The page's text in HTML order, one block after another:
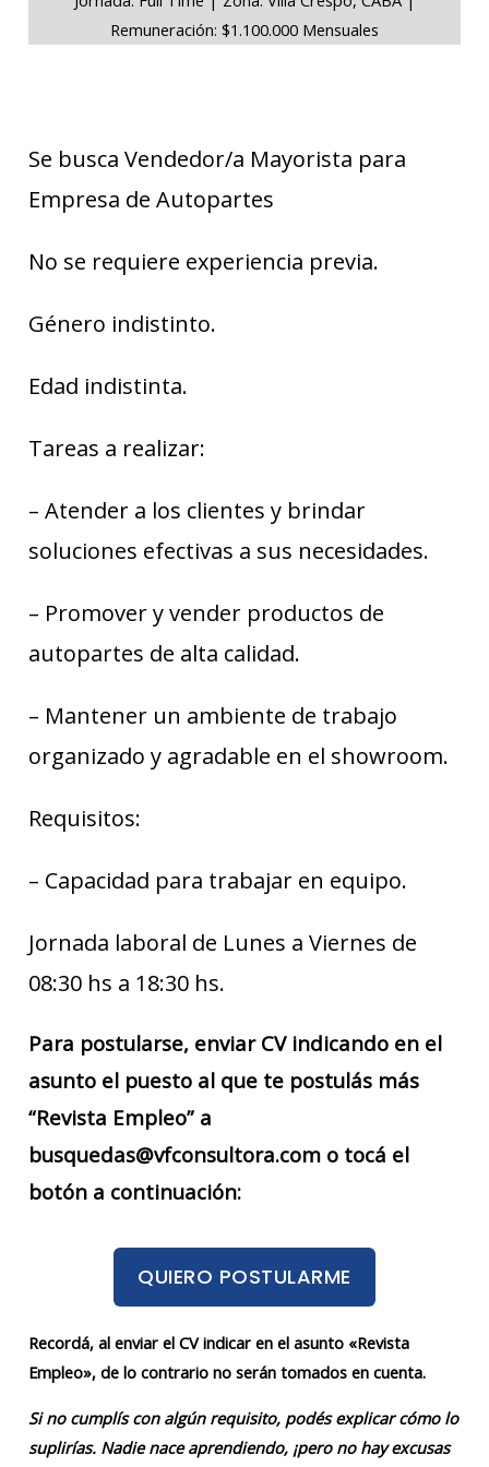
Remuneración: $1.100.000 Mensuales
Se busca Vendedor/a Mayorista para
Empresa de Autopartes
No se requiere experiencia previa.
Género indistinto.
Edad indistinta.
Tareas a realizar:
– Atender a los clientes y brindar
soluciones efectivas a sus necesidades.
– Promover y vender productos de
autopartes de alta calidad.
– Mantener un ambiente de trabajo
organizado y agradable en el showroom.
Requisitos:
– Capacidad para trabajar en equipo.
Jornada laboral de Lunes a Viernes de
08:30 hs a 18:30 hs.
Para postularse, enviar CV indicando en el
asunto el puesto al que te postulás más
“Revista Empleo” a
busquedas@vfconsultora.com o tocá el
botón a continuación:
QUIERO POSTULARME
Recordá, al enviar el CV indicar en el asunto «Revista
Empleo», de lo contrario no serán tomados en cuenta.
Si no cumplís con algún requisito, podés explicar cómo lo
suplirías. Nadie nace aprendiendo, ¡pero no hay excusas